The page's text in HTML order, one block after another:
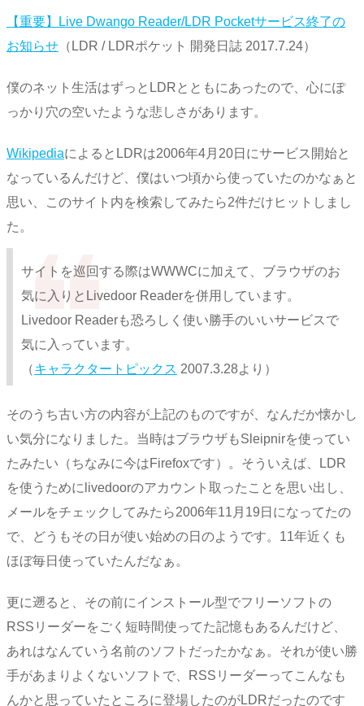
【重要】Live Dwango Reader/LDR Pocketサービス終了の
お知らせ （LDR / LDRポケット 開発日誌 2017.7.24）
僕のネット生活はずっとLDRとともにあったので、心にぽ
っかり穴の空いたような悲しさがあります。
WikipediaによるとLDRは2006年4月20日にサービス開始と
なっているんだけど、僕はいつ頃から使っていたのかなぁと
思い、このサイト内を検索してみたら2件だけヒットしまし
た。
サイトを巡回する際はWWWCに加えて、ブラウザのお
気に入りとLivedoor Readerを併用しています。
Livedoor Readerも恐ろしく使い勝手のいいサービスで
気に入っています。
（キャラクタートピックス 2007.3.28より）
そのうち古い方の内容が上記のものですが、なんだか懐かし
い気分になりました。当時はブラウザもSleipnirを使ってい
たみたい（ちなみに今はFirefoxです）。そういえば、LDR
を使うためにlivedoorのアカウント取ったことを思い出し、
メールをチェックしてみたら2006年11月19日になってたの
で、どうもその日が使い始めの日のようです。11年近くも
ほぼ毎日使っていたんだなぁ。
更に遡ると、その前にインストール型でフリーソフトの
RSSリーダーをごく短時間使ってた記憶もあるんだけど、
あれはなんていう名前のソフトだったかなぁ。それが使い勝
手があまりよくないソフトで、RSSリーダーってこんなも
んかと思っていたところに登場したのがLDRだったのです